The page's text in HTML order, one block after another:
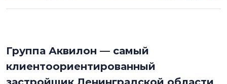
Группа Аквилон — самый
клиентоориентированный